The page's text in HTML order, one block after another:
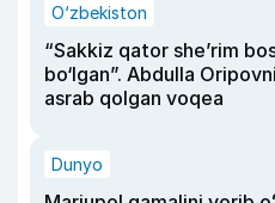
O‘zbekiston
“Sakkiz qator she’rim
bo‘lgan”. Abdulla
asrab qolgan voqea
Dunyo